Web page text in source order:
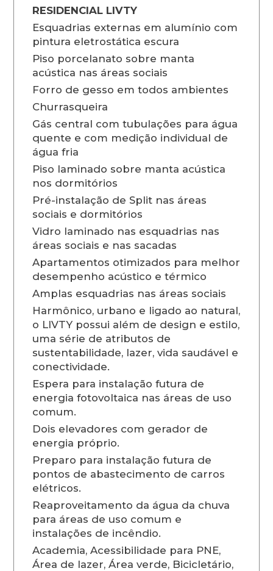
RESIDENCIAL LIVTY
Esquadrias externas em alumínio com
pintura eletrostática escura
Piso porcelanato sobre manta
acústica nas áreas sociais
Forro de gesso em todos ambientes
Churrasqueira
Gás central com tubulações para água
quente e com medição individual de
água fria
Piso laminado sobre manta acústica
nos dormitórios
Pré-instalação de Split nas áreas
sociais e dormitórios
Vidro laminado nas esquadrias nas
áreas sociais e nas sacadas
Apartamentos otimizados para melhor
desempenho acústico e térmico
Amplas esquadrias nas áreas sociais
Harmônico, urbano e ligado ao natural,
o LIVTY possui além de design e estilo,
uma série de atributos de
sustentabilidade, lazer, vida saudável e
conectividade.
Espera para instalação futura de
energia fotovoltaica nas áreas de uso
comum.
Dois elevadores com gerador de
energia próprio.
Preparo para instalação futura de
pontos de abastecimento de carros
elétricos.
Reaproveitamento da água da chuva
para áreas de uso comum e
instalações de incêndio.
Academia, Acessibilidade para PNE,
Área de lazer, Área verde, Bicicletário,